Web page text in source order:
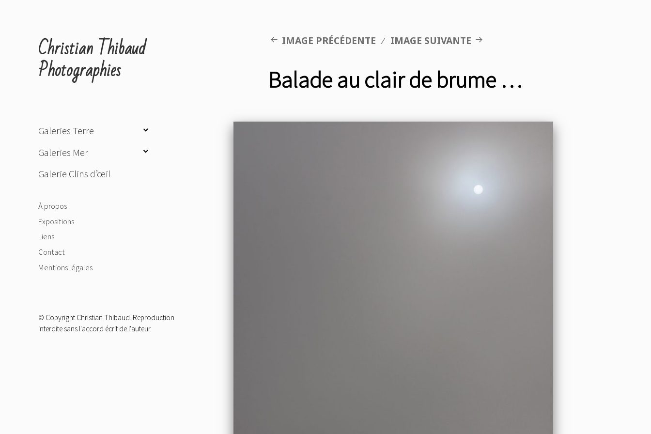
Christian Thibaud
Photographies
Galeries Terre
ouvrir
sous-
Galeries Mer
ouvrir
Galerie Clins d’œil
À propos
Expositions
Liens
Contact
Mentions légales
© Copyright Christian Thibaud. Reproduction
interdite sans l'accord écrit de l'auteur.
IMAGE PRÉCÉDENTE IMAGE SUIVANTE
Balade au clair de brume …